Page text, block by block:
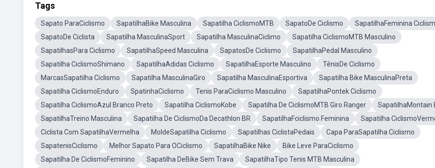
Tags
Sapato ParaCiclismo SapatilhaBike Masculina Sapatilha CiclismoMTB SapatoDe Ciclismo
SapatilhaFeminina
SapatoDe Ciclista
Sapatilha MasculinaSport Sapatilha MasculinaCiclimo
Sapatilha CiclismoMTB Masculino
SapatilhasPara Ciclismo
SapatilhaSpeed Masculina SapatosDe Ciclismo
SapatilhaPedal Masculino
Sapatilha CiclismoShimano
SapatilhaAdidas Ciclismo SapatilhaEsporte Masculino
TênisDe Ciclismo
MarcasSapatilha Ciclismo
Sapatilha MasculinaGiro Sapatilha MasculinaEsportiva
Sapatilha Bike MasculinaPreta
Sapatilha CiclismoEnduro
SpatinhaCiclismo Tenis ParaCiclismo Masculino
SapatilhaPontek Ciclismo
Sapatilha CiclismoAzul Branco Preto
Sapatilha CiclismoKobe Sapatilha De CiclismoMTB Giro Ranger
SapatilhaMontain
SapatilhaTreino Masculina
Sapatilha De CiclismoDa Decathlon BR SapatilhaFciclismo Feminina
Sapatilha
Ciclista Com SapatilhaVermelha
MoldeSapatilha Ciclismo Sapatilhas CiclistaPedais
Capa ParaSapatilha Ciclismo
SapatenisCiclismo
Melhor Sapato Para OCiclismo SapatilhaBike Nike
Bike Leve ParaCiclismo
Sapatilha De CiclismoFeminino
Sapatilha DeBike Sem Trava
SapatilhaTipo Tenis MTB Masculina